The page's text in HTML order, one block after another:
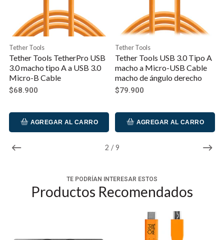
herramientas especiales
Construcción de aluminio en negro no
reflectante
2 / 9
Tether Tools
Tether Tools TetherPro USB
3.0 macho tipo A a USB 3.0
Micro-B Cable
$68.900
AGREGAR AL CARRO
Tether Tools
Tether Tools USB 3.0 Tipo A
macho a Micro-USB Cable
macho de ángulo derecho
$79.900
AGREGAR AL CARRO
TE PODRÍAN INTERESAR ESTOS
Productos Recomendados